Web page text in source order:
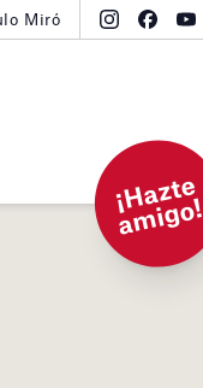
Miró
¡
H
a
zt
e
a
mi
g
o!